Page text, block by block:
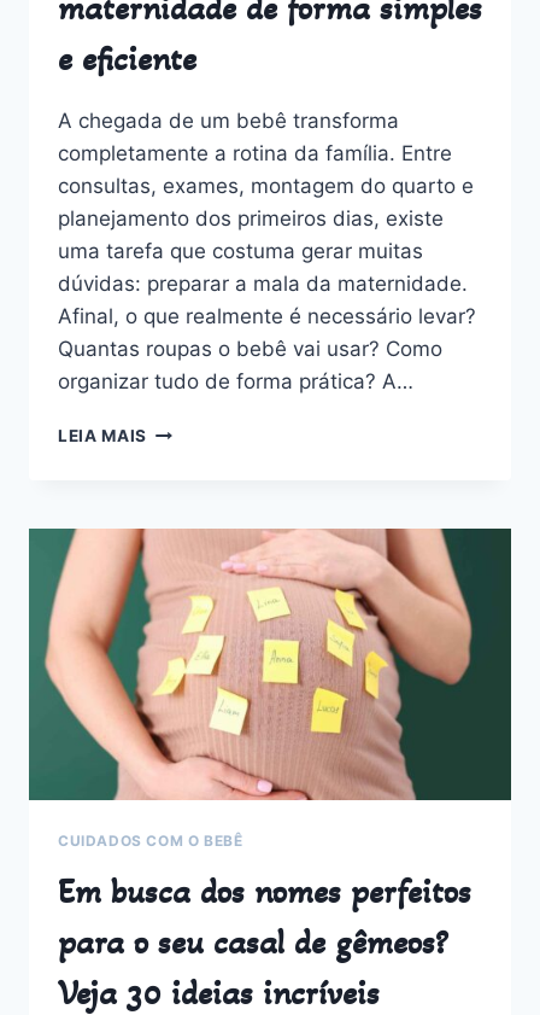
maternidade de forma simples
e eficiente
A chegada de um bebê transforma
completamente a rotina da família. Entre
consultas, exames, montagem do quarto e
planejamento dos primeiros dias, existe
uma tarefa que costuma gerar muitas
dúvidas: preparar a mala da maternidade.
Afinal, o que realmente é necessário levar?
Quantas roupas o bebê vai usar? Como
organizar tudo de forma prática? A…
LEIA MAIS COMO
DE
SIMPLES
E
EFICIENTE
CUIDADOS COM O BEBÊ
Em busca dos nomes perfeitos
para o seu casal de gêmeos?
Veja 30 ideias incríveis